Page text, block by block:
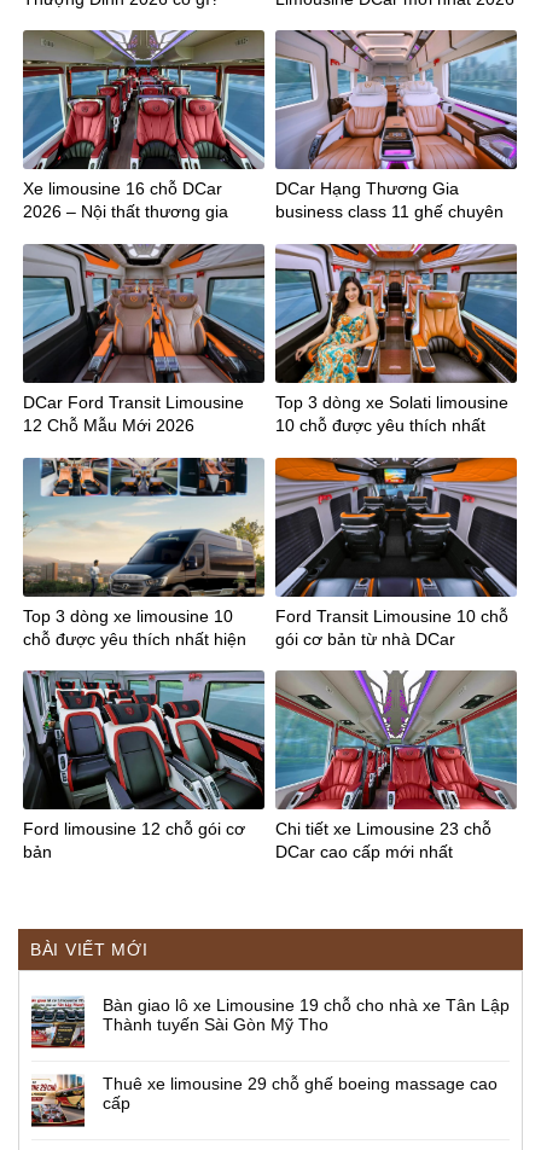
BÀI VIẾT MỚI
Bàn giao lô xe Limousine 19 chỗ cho nhà xe Tân Lập
Thành tuyến Sài Gòn Mỹ Tho
Thuê xe limousine 29 chỗ ghế boeing massage cao
cấp
Xe limousine 16 chỗ DCar
2026 – Nội thất thương gia
DCar Hạng Thương Gia
business class 11 ghế chuyên
DCar Ford Transit Limousine
12 Chỗ Mẫu Mới 2026
Top 3 dòng xe Solati limousine
10 chỗ được yêu thích nhất
Top 3 dòng xe limousine 10
chỗ được yêu thích nhất hiện
Ford Transit Limousine 10 chỗ
gói cơ bản từ nhà DCar
Ford limousine 12 chỗ gói cơ
bản
Chi tiết xe Limousine 23 chỗ
DCar cao cấp mới nhất